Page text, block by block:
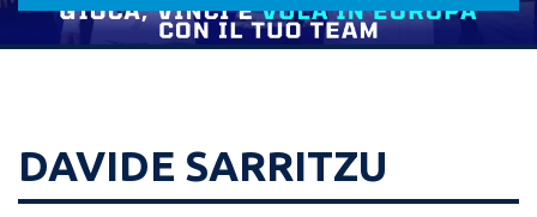
DAVIDE SARRITZU